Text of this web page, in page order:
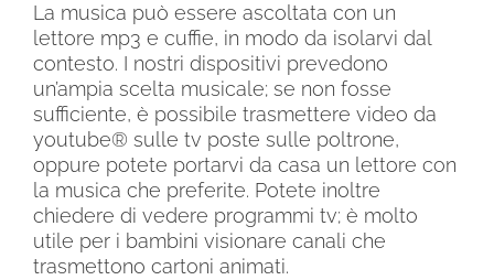
La musica può essere ascoltata con un
lettore mp3 e cuffie, in modo da isolarvi dal
contesto. I nostri dispositivi prevedono
un’ampia scelta musicale; se non fosse
sufficiente, è possibile trasmettere video da
youtube® sulle tv poste sulle poltrone,
oppure potete portarvi da casa un lettore con
la musica che preferite. Potete inoltre
chiedere di vedere programmi tv; è molto
utile per i bambini visionare canali che
trasmettono cartoni animati.